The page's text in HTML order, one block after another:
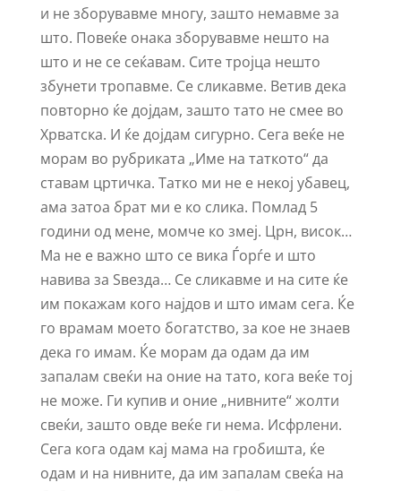
и не зборувавме многу, зашто немавме за
што. Повеќе онака зборувавме нешто на
што и не се сеќавам. Сите тројца нешто
збунети тропавме. Се сликавме. Ветив дека
повторно ќе дојдам, зашто тато не смее во
Хрватска. И ќе дојдам сигурно. Сега веќе не
морам во рубриката „Име на таткото“ да
ставам цртичка. Татко ми не е некој убавец,
ама затоа брат ми е ко слика. Помлад 5
години од мене, момче ко змеј. Црн, висок…
Ма не е важно што се вика Ѓорѓе и што
навива за Ѕвезда… Се сликавме и на сите ќе
им покажам кого најдов и што имам сега. Ќе
го врамам моето богатство, за кое не знаев
дека го имам. Ќе морам да одам да им
запалам свеќи на оние на тато, кога веќе тој
не може. Ги купив и оние „нивните“ жолти
свеќи, зашто овде веќе ги нема. Исфрлени.
Сега кога одам кај мама на гробишта, ќе
одам и на нивните, да им запалам свеќа на